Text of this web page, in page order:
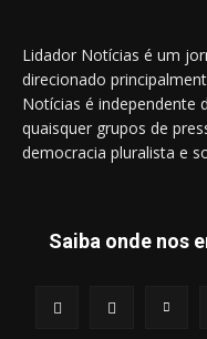
Lidador Notícias é um
direcionado
Notícias é independente
quaisquer grupos de
democracia pluralista e
Saiba onde nos